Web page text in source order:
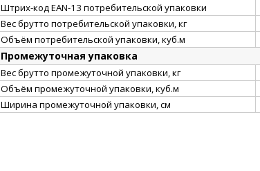
Штрих-код EAN-13 потребительской упаковки
Вес брутто потребительской упаковки, кг
Объём потребительской упаковки, куб.м
Промежуточная упаковка
Вес брутто промежуточной упаковки, кг
Объём промежуточной упаковки, куб.м
Ширина промежуточной упаковки, см